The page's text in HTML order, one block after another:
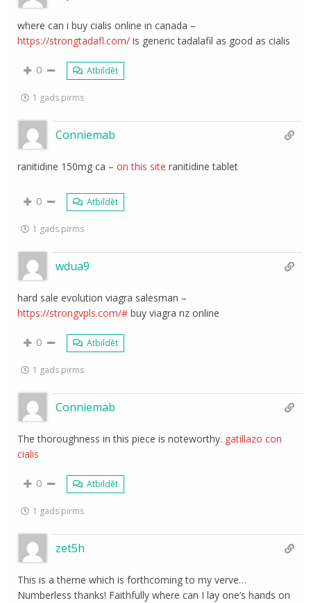
where can i buy cialis online in canada –
https://strongtadafl.com/ is generic tadalafil as good as cialis
0 Atbildēt
1 gads pirms
Conniemab
ranitidine 150mg ca –on this site ranitidine tablet
0 Atbildēt
1 gads pirms
wdua9
hard sale evolution viagra salesman –
https://strongvpls.com/# buy viagra nz online
0 Atbildēt
1 gads pirms
Conniemab
The thoroughness in this piece is noteworthy. gatillazo con
cialis
0 Atbildēt
1 gads pirms
zet5h
This is a theme which is forthcoming to my verve…
Numberless thanks! Faithfully where can I lay one’s hands on